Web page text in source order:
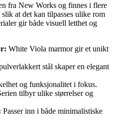
fra New Works og finnes i flere
at det kan tilpasses ulike rom
gir både visuell letthet og
White Viola marmor gir et unikt
stål skaper en elegant
og funksjonalitet i fokus.
tilbyr ulike størrelser og
Passer inn i både minimalistiske